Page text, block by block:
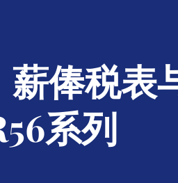
俸税表
系列